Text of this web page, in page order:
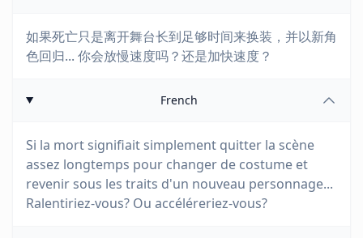
如果死亡只是离开舞台长到足够时间来换装，并以新角
色回归... 你会放慢速度吗？还是加快速度？
French
Si la mort signifiait simplement quitter la scène
assez longtemps pour changer de costume et
revenir sous les traits d'un nouveau personnage...
Ralentiriez-vous? Ou accéléreriez-vous?